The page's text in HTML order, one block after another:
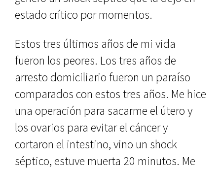
estado crítico por momentos.
Estos tres últimos años de mi vida
fueron los peores. Los tres años de
arresto domiciliario fueron un paraíso
comparados con estos tres años. Me hice
una operación para sacarme el útero y
los ovarios para evitar el cáncer y
cortaron el intestino, vino un shock
séptico, estuve muerta 20 minutos. Me